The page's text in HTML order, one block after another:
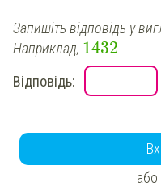
Запишіть відповідь у
Наприклад, 1432
Відповідь:
або